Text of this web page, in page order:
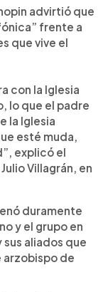
advirtió que
frente a
que vive el
con la Iglesia
lo que el padre
la Iglesia
esté muda,
explicó el
Villagrán, en
duramente
y el grupo en
aliados que
arzobispo de